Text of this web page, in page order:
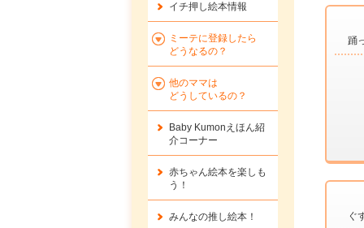
踊
ぐ
イチ押し絵本情報
ミーテに登録したら
どうなるの？
他のママは
どうしているの？
Baby Kumonえほん紹
介コーナー
赤ちゃん絵本を楽しも
う！
みんなの推し絵本！